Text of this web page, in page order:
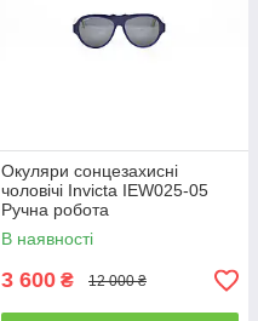
Окуляри сонцезахисні
чоловічі Invicta IEW025-05
Ручна робота
В наявності
3 600 ₴ 12 000 ₴